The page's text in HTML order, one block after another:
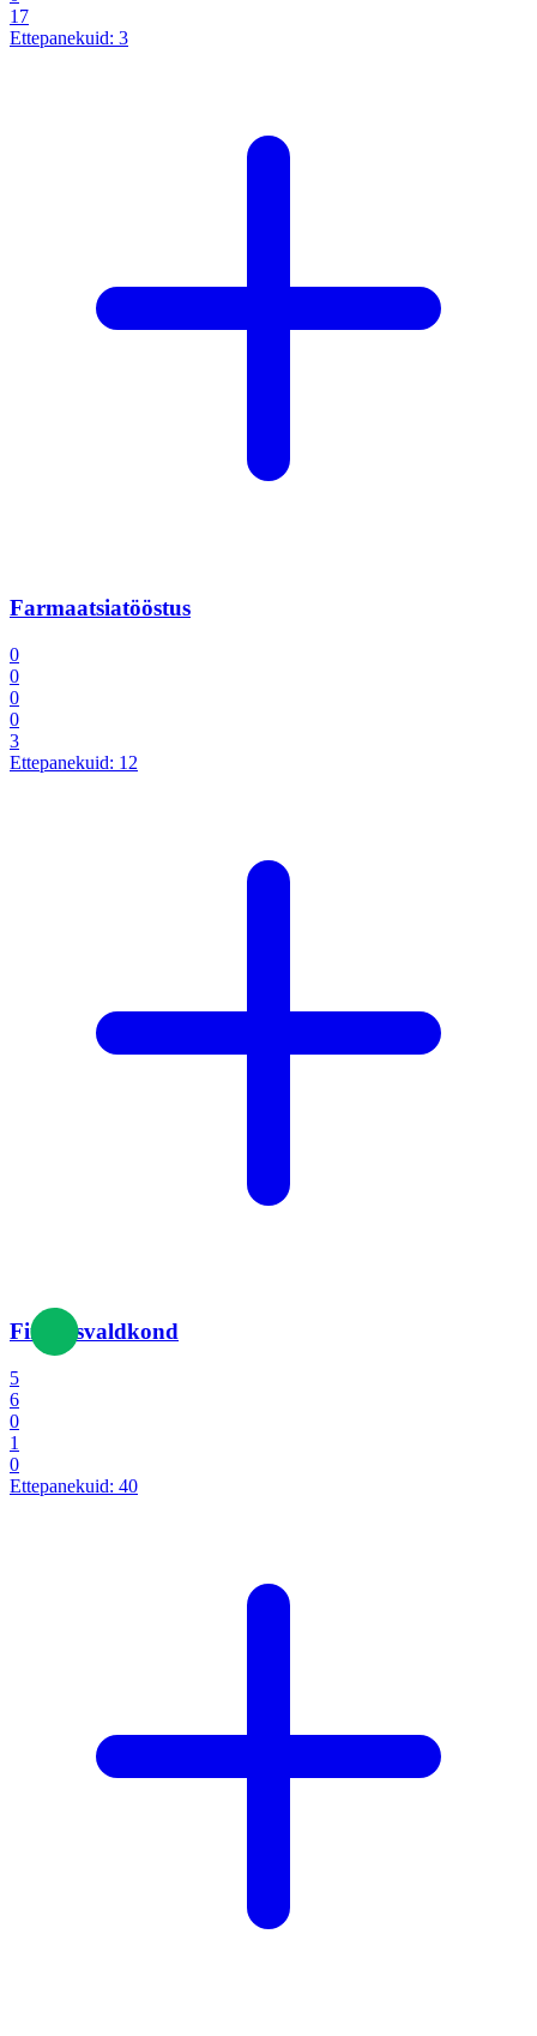
17
Ettepanekuid: 3
Farmaatsiatööstus
0
0
0
0
3
Ettepanekuid: 12
Finantsvaldkond
5
6
0
1
0
Ettepanekuid: 40